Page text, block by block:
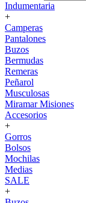
Indumentaria
+
Camperas
Pantalones
Buzos
Bermudas
Remeras
Peñarol
Musculosas
Miramar Misiones
Accesorios
+
Gorros
Bolsos
Mochilas
Medias
SALE
+